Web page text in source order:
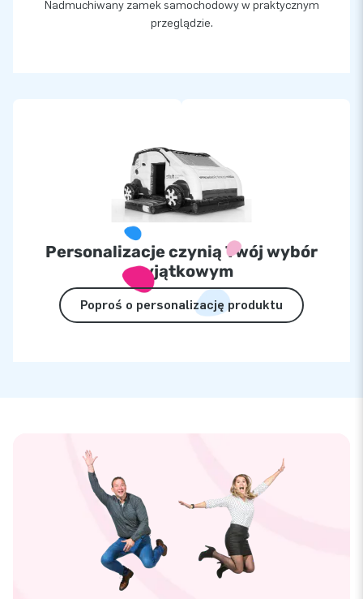
Nadmuchiwany zamek samochodowy w praktycznym
przeglądzie.
Personalizacje czynią Twój wybór
wyjątkowym
Poproś o personalizację produktu